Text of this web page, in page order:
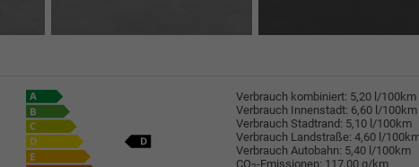
Verbrauch kombiniert: 5,20 l/100km
Verbrauch Innenstadt: 6,60 l/100km
Verbrauch Stadtrand: 5,10 l/100km
Verbrauch Landstraße: 4,60 l/
Verbrauch Autobahn: 5,40 l/100km
CO -Emissionen: 117,00 g/km